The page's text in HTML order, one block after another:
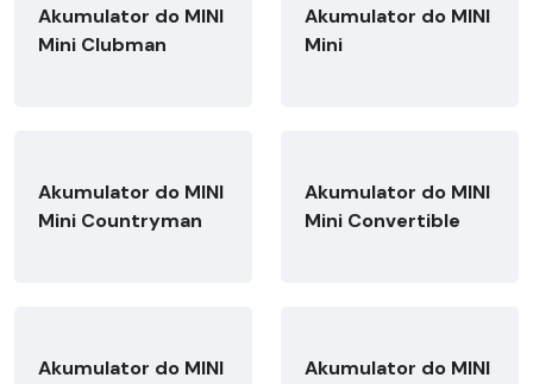
Akumulator do MINI
Mini Clubman
Akumulator do MINI
Mini
Akumulator do MINI
Mini Countryman
Akumulator do MINI
Mini Convertible
Akumulator do MINI Akumulator do MINI